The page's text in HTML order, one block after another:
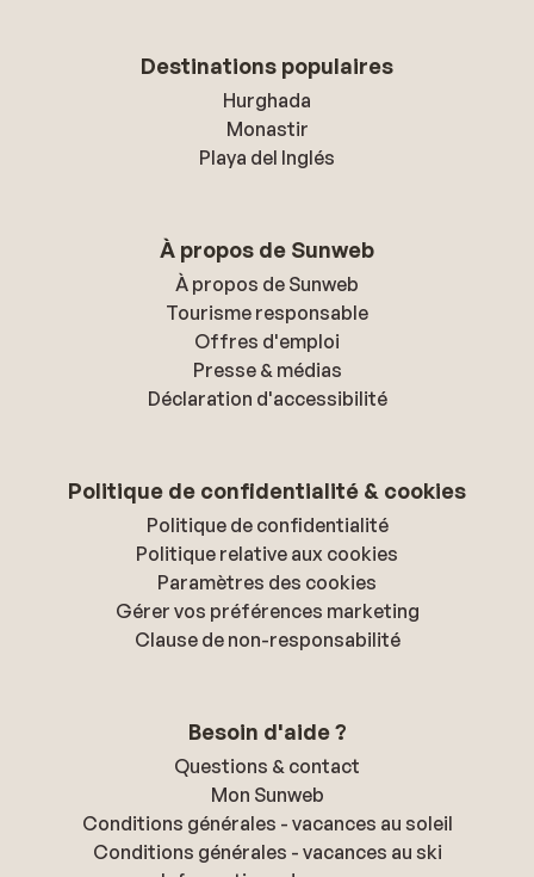
Destinations populaires
Hurghada
Monastir
Playa del Inglés
À propos de Sunweb
À propos de Sunweb
Tourisme responsable
Offres d'emploi
Presse & médias
Déclaration d'accessibilité
Politique de confidentialité & cookies
Politique de confidentialité
Politique relative aux cookies
Paramètres des cookies
Gérer vos préférences marketing
Clause de non-responsabilité
Besoin d'aide ?
Questions & contact
Mon Sunweb
Conditions générales - vacances au soleil
Conditions générales - vacances au ski